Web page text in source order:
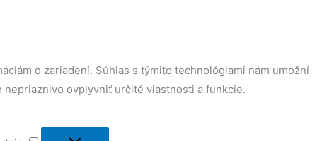
o zariadení. Súhlas s týmito technológiami nám umožní
nepriaznivo ovplyvniť určité vlastnosti a funkcie.